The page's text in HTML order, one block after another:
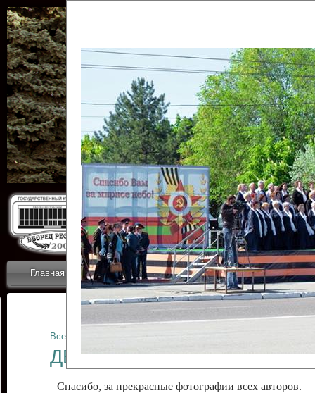
Главная Приветствие Коллективы Новости
ОТЧЕТЫ ГКЦ
Все отчеты
ДЕНЬ ПОБЕДЫ
Спасибо, за прекрасные фотографии всех авторов.